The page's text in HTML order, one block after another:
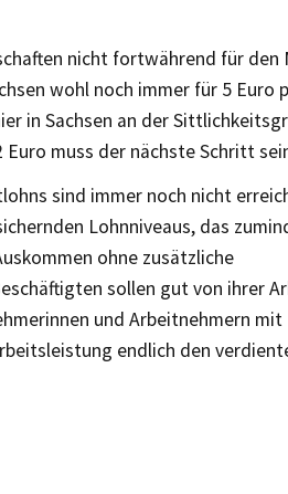
nicht fortwährend für den
wohl noch immer für 5 Euro
in Sachsen an der
muss der nächste Schritt
sind immer noch nicht
Lohnniveaus, das
ohne zusätzliche
sollen gut von ihrer
und Arbeitnehmern mit
endlich den